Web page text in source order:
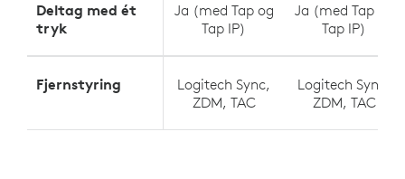
Deltag med ét
tryk
Ja (med Tap og
Tap IP)
Ja (med Tap og
Tap IP)
Fjernstyring
Logitech Sync,
ZDM, TAC
Logitech Sync,
ZDM, TAC